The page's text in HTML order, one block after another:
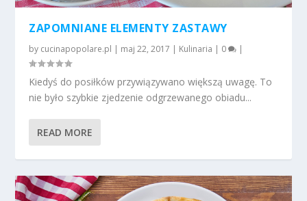
ZAPOMNIANE ELEMENTY ZASTAWY
by cucinapopolare.pl | maj 22, 2017 | Kulinaria | 0 |
Kiedyś do posiłków przywiązywano większą uwagę. To
nie było szybkie zjedzenie odgrzewanego obiadu...
READ MORE